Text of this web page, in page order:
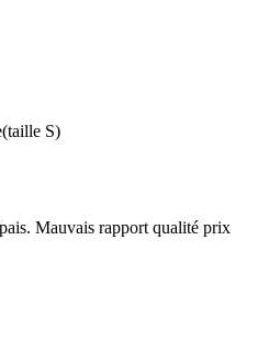
S)
Mauvais rapport qualité prix